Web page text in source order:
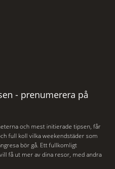
- prenumerera på
och mest initierade tipsen, får
full koll vilka weekendstäder som
bör gå. Ett fullkomligt
få ut mer av dina resor, med andra